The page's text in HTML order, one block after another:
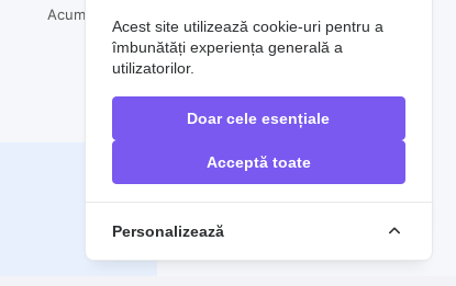
Acumulatori auto
Acest site utilizează cookie-uri pentru a
îmbunătăți experiența generală a
utilizatorilor.
Doar cele esențiale
Acceptă toate
Personalizează